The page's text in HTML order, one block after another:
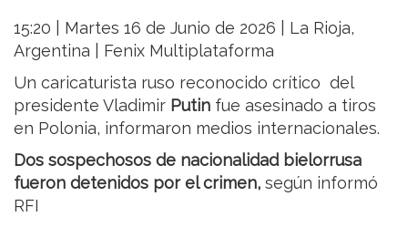
15:20 | Martes 16 de Junio de 2026 | La Rioja,
Argentina | Fenix Multiplataforma
Un caricaturista ruso reconocido crítico del
presidente Vladimir Putin fue asesinado a tiros
en Polonia, informaron medios internacionales.
Dos sospechosos de nacionalidad bielorrusa
fueron detenidos por el crimen, según informó
RFI